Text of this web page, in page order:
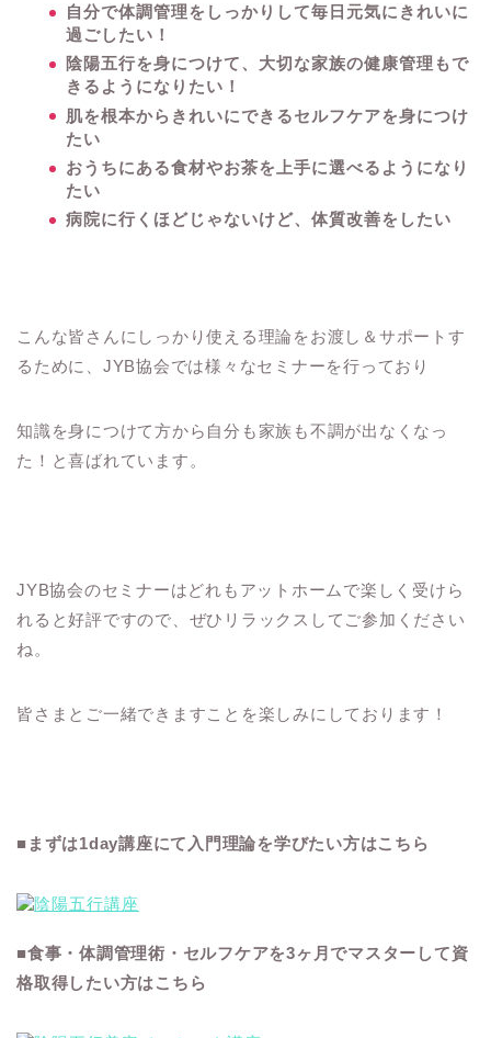
自分で体調管理をしっかりして毎日元気にきれいに
過ごしたい！
陰陽五行を身につけて、大切な家族の健康管理もで
きるようになりたい！
肌を根本からきれいにできるセルフケアを身につけ
たい
おうちにある食材やお茶を上手に選べるようになり
たい
病院に行くほどじゃないけど、体質改善をしたい
こんな皆さんにしっかり使える理論をお渡し＆サポートす
るために、JYB協会では様々なセミナーを行っており
知識を身につけて方から自分も家族も不調が出なくなっ
た！と喜ばれています。
JYB協会のセミナーはどれもアットホームで楽しく受けら
れると好評ですので、ぜひリラックスしてご参加ください
ね。
皆さまとご一緒できますことを楽しみにしております！
■まずは1day講座にて入門理論を学びたい方はこちら
■食事・体調管理術・セルフケアを3ヶ月でマスターして資
格取得したい方はこちら